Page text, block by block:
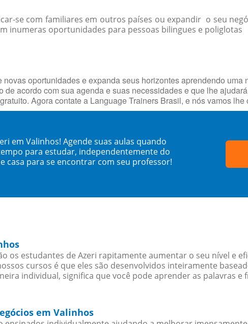
se com familiares em outros países ou expandir o seu
inumeras oportunidades para pessoas bilingues e poliglotas
oportunidades e expanda seus horizontes aprendendo
de acordo com sua agenda e suas necessidades e que lhe
Agora contate a Language Trainers Brasil, e nós vamos
em Valinhos! Agende suas aulas quando
para estudar, independentemente do
casa para se encontrar com seu professor!
os estudantes de Azeri rapitamente aumentar o seu nível e
cursos é que eles são desenvolvidos inteiramente
individual, significa que você pode aprender as palavras e
em Valinhos